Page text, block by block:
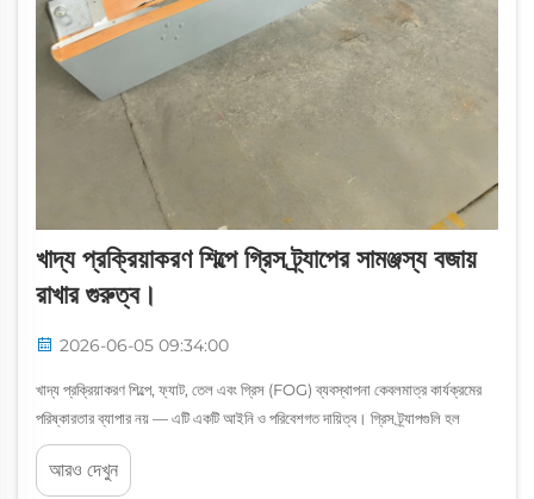
খাদ্য প্রক্রিয়াকরণ শিল্পে গ্রিস ট্র্যাপের সামঞ্জস্য বজায়
রাখার গুরুত্ব।
2026-06-05 09:34:00
খাদ্য প্রক্রিয়াকরণ শিল্পে, ফ্যাট, তেল এবং গ্রিস (FOG) ব্যবস্থাপনা কেবলমাত্র কার্যক্রমের
পরিষ্কারতার ব্যাপার নয় — এটি একটি আইনি ও পরিবেশগত দায়িত্ব। গ্রিস ট্র্যাপগুলি হল
সুবিধাগুলির প্রথম সারির সমাধান যা FOG (ফ্যাট, তেল এবং গ্রিস) আটকানোর জন্য
নির্ভরশীল...
আরও দেখুন